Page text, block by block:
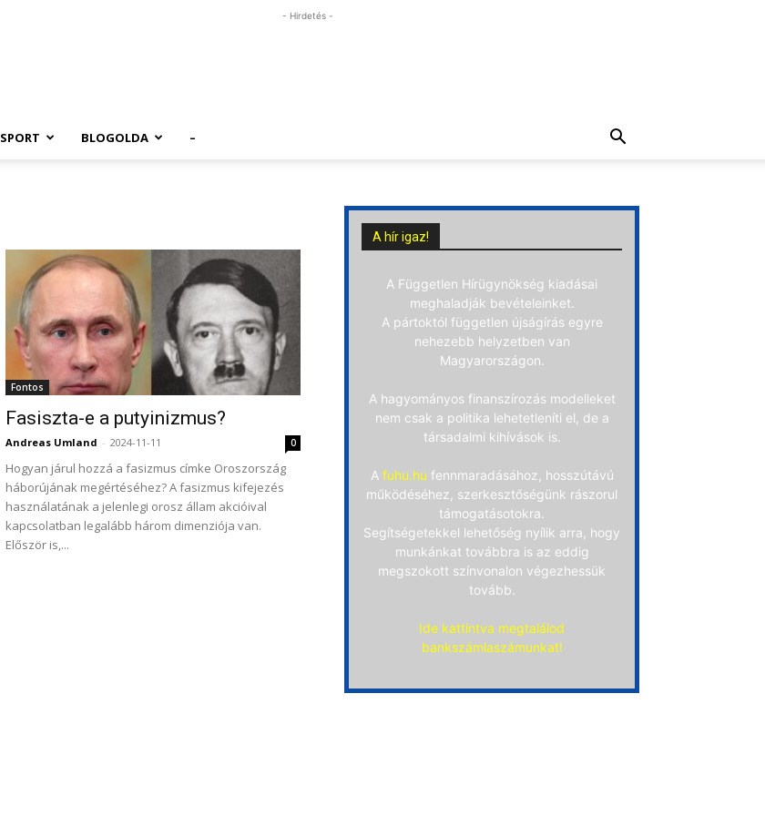
- Hirdetés -
SPORT BLOGOLDA –
Fontos
Fasiszta-e a putyinizmus?
Andreas Umland - 2024-11-11 0
Hogyan járul hozzá a fasizmus címke Oroszország
háborújának megértéséhez? A fasizmus kifejezés
használatának a jelenlegi orosz állam akcióival
kapcsolatban legalább három dimenziója van.
Először is,...
A hír igaz!
A Független Hírügynökség kiadásai
meghaladják bevételeinket.
A pártoktól független újságírás egyre
nehezebb helyzetben van
Magyarországon.
A hagyományos finanszírozás modelleket
nem csak a politika lehetetleníti el, de a
társadalmi kihívások is.
A fuhu.hu fennmaradásához, hosszútávú
működéséhez, szerkesztőségünk rászorul
támogatásotokra.
Segítségetekkel lehetőség nyílik arra, hogy
munkánkat továbbra is az eddig
megszokott színvonalon végezhessük
tovább.
Ide kattintva megtalálod
bankszámlaszámunkat!